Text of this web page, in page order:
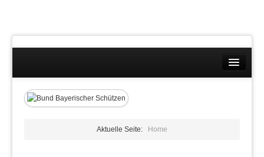
Wettkämpfe
Kontakt
Aktuelle Seite: Home